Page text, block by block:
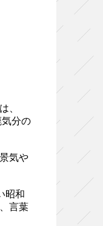
、
分の
気や
昭和
言葉